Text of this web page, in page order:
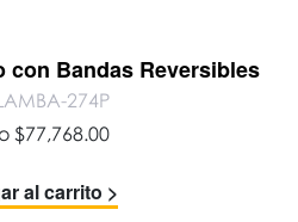
con Bandas Reversibles
274P
$77,768.00
al carrito >